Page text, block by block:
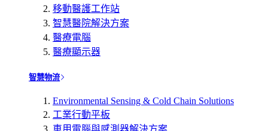
移動醫護工作站
智慧醫院解決方案
醫療電腦
醫療顯示器
智慧物流
Environmental Sensing & Cold Chain Solutions
工業行動平板